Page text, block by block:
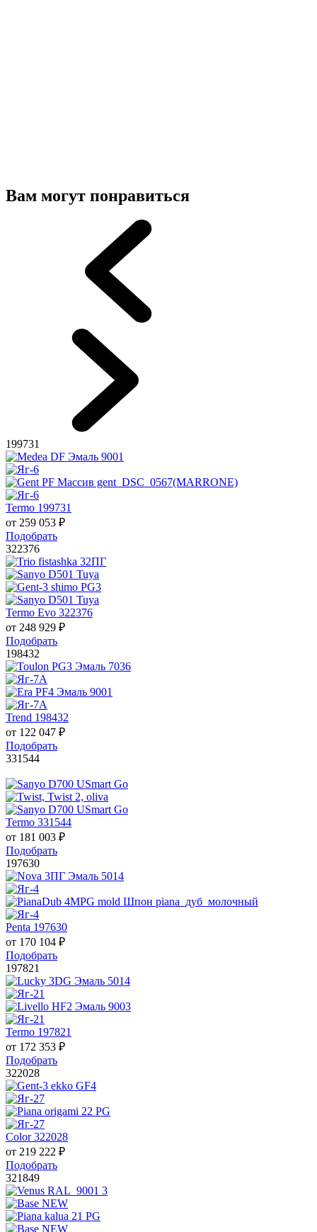
Вам могут понравиться
199731
Termo 199731
от 259 053 ₽
Подобрать
322376
Termo Evo 322376
от 248 929 ₽
Подобрать
198432
Trend 198432
от 122 047 ₽
Подобрать
331544
Termo 331544
от 181 003 ₽
Подобрать
197630
Penta 197630
от 170 104 ₽
Подобрать
197821
Termo 197821
от 172 353 ₽
Подобрать
322028
Color 322028
от 219 222 ₽
Подобрать
321849